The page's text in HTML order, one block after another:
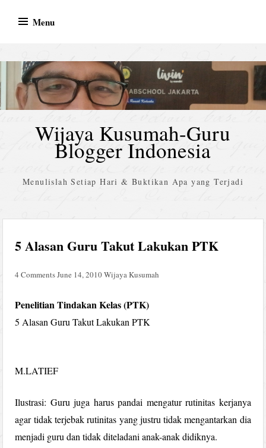
Menu
Wijaya Kusumah-Guru
Blogger Indonesia
Menulislah Setiap Hari & Buktikan Apa yang Terjadi
5 Alasan Guru Takut Lakukan PTK
4 CommentsJune 14, 2010Wijaya Kusumah
Penelitian Tindakan Kelas (PTK)
5 Alasan Guru Takut Lakukan PTK
M.LATIEF
Ilustrasi: Guru juga harus pandai mengatur rutinitas kerjanya
agar tidak terjebak rutinitas yang justru tidak mengantarkan dia
menjadi guru dan tidak diteladani anak-anak didiknya.